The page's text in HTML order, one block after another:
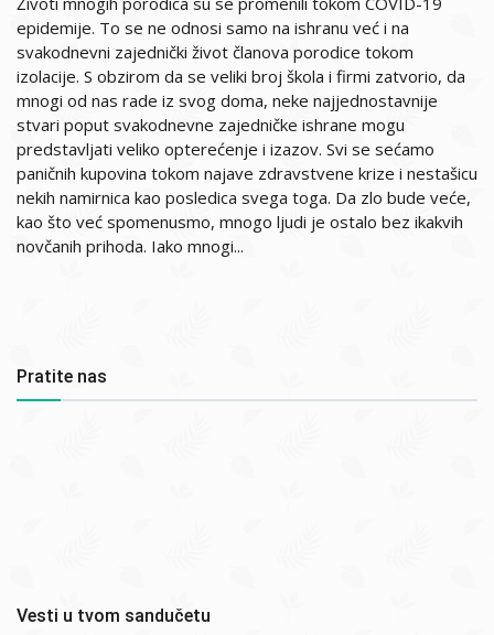
epidemije. To se ne odnosi samo na ishranu već i na
svakodnevni zajednički život članova porodice tokom
izolacije. S obzirom da se veliki broj škola i firmi zatvorio, da
mnogi od nas rade iz svog doma, neke najjednostavnije
stvari poput svakodnevne zajedničke ishrane mogu
predstavljati veliko opterećenje i izazov. Svi se sećamo
paničnih kupovina tokom najave zdravstvene krize i nestašicu
nekih namirnica kao posledica svega toga. Da zlo bude veće,
kao što već spomenusmo, mnogo ljudi je ostalo bez ikakvih
novčanih prihoda. Iako mnogi...
Pratite nas
Vesti u tvom sandučetu